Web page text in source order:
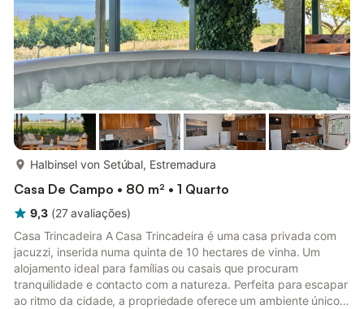
Halbinsel von Setúbal, Estremadura
Casa De Campo • 80 m² • 1 Quarto
9,3 (27 avaliações)
Casa Trincadeira A Casa Trincadeira é uma casa privada com
jacuzzi, inserida numa quinta de 10 hectares de vinha. Um
alojamento ideal para famílias ou casais que procuram
tranquilidade e contacto com a natureza. Perfeita para escapar
ao ritmo da cidade, a propriedade oferece um ambiente único,